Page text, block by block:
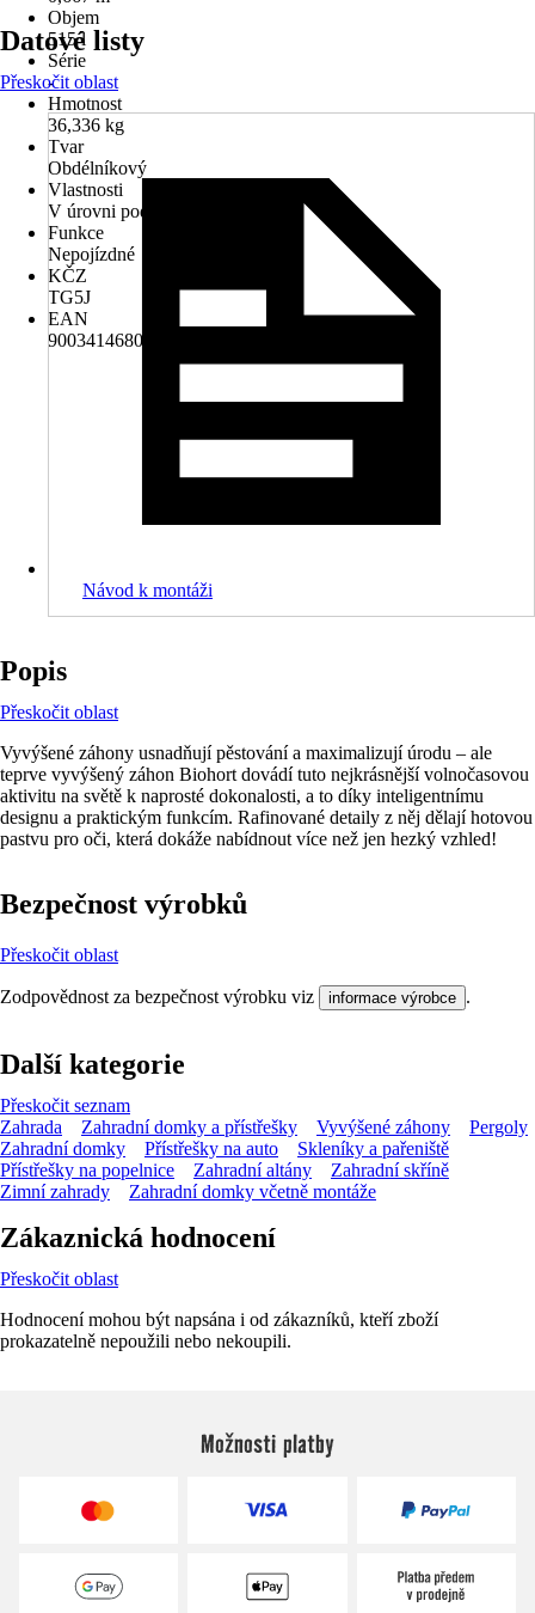
Objem
515 l
Série
-
Hmotnost
36,336 kg
Tvar
Obdélníkový
Vlastnosti
V úrovni podlahy
Funkce
Nepojízdné
KČZ
TG5J
EAN
9003414680289
Datové listy
Přeskočit oblast
Návod k montáži
Popis
Přeskočit oblast
Vyvýšené záhony usnadňují pěstování a maximalizují úrodu – ale
teprve vyvýšený záhon Biohort dovádí tuto nejkrásnější volnočasovou
aktivitu na světě k naprosté dokonalosti, a to díky inteligentnímu
designu a praktickým funkcím. Rafinované detaily z něj dělají hotovou
pastvu pro oči, která dokáže nabídnout více než jen hezký vzhled!
Bezpečnost výrobků
Přeskočit oblast
Zodpovědnost za bezpečnost výrobku viz informace výrobce .
Další kategorie
Přeskočit seznam
Zahrada
Zahradní domky a přístřešky Vyvýšené záhony
Pergoly
Zahradní domky
Přístřešky na auto
Skleníky a pařeniště
Přístřešky na popelnice
Zahradní altány
Zahradní skříně
Zimní zahrady
Zahradní domky včetně montáže
Zákaznická hodnocení
Přeskočit oblast
Hodnocení mohou být napsána i od zákazníků, kteří zboží
prokazatelně nepoužili nebo nekoupili.
Možnosti platby